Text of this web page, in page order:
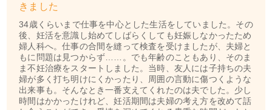
きました
34歳くらいまで仕事を中心とした生活をしていました。その
後、妊活を意識し始めてしばらくしても妊娠しなかったため
婦人科へ。仕事の合間を縫って検査を受けましたが、夫婦と
もに問題は見つからず……。でも年齢のこともあり、そのま
ま不妊治療をスタートしました。当時、友人には子持ちの夫
婦が多く打ち明けにくかったり、周囲の言動に傷つくような
出来事も。そんなとき一番支えてくれたのは夫でした。少し
時間はかかったけれど、妊活期間は夫婦の考え方を改めて話